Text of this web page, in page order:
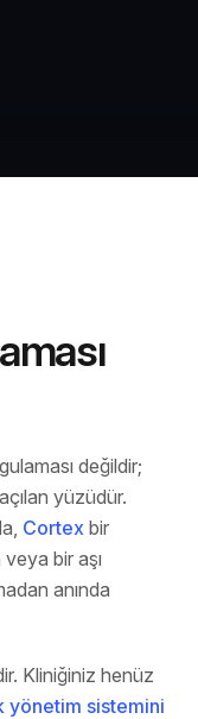
değildir;
yüzüdür.
Cortex bir
bir aşı
anında
Kliniğiniz henüz
yönetim sistemini